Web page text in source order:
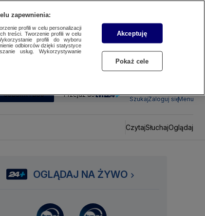
SUBSKRYBUJ Przejdź do
SzukajZaloguj sięMenu
CzytajSłuchajOglądaj
OGLĄDAJ NA ŻYWO
zapewnienia:
profili w celu personalizacji
treści. Tworzenie profili w celu
profili do wyboru
odbiorców dzięki statystyce
usług. Wykorzystywanie
Akceptuję
Pokaż cele